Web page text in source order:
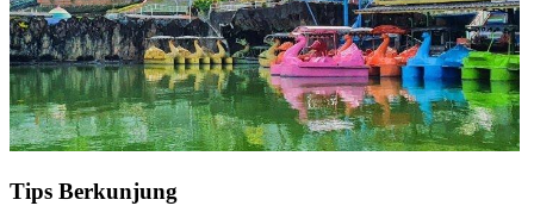
Tips Berkunjung